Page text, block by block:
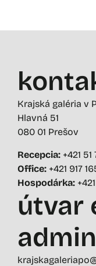
Krajská galéria v
Hlavná 51
080 01 Prešov
Recepcia: +421
Office: +421 917
Hospodárka:
útvar